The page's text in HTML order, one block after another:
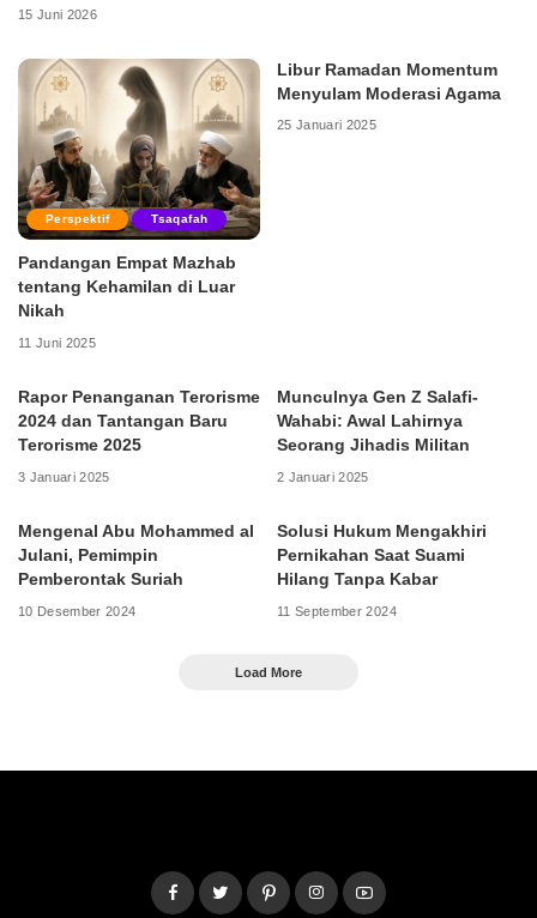
15 Juni 2026
Perspektif Tsaqafah
Pandangan Empat Mazhab
tentang Kehamilan di Luar
Nikah
11 Juni 2025
Libur Ramadan Momentum
Menyulam Moderasi Agama
25 Januari 2025
Rapor Penanganan Terorisme
2024 dan Tantangan Baru
Terorisme 2025
3 Januari 2025
Munculnya Gen Z Salafi-
Wahabi: Awal Lahirnya
Seorang Jihadis Militan
2 Januari 2025
Mengenal Abu Mohammed al
Julani, Pemimpin
Pemberontak Suriah
10 Desember 2024
Solusi Hukum Mengakhiri
Pernikahan Saat Suami
Hilang Tanpa Kabar
11 September 2024
Load More